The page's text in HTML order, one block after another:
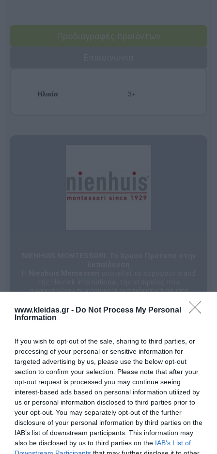
www.kleidas.gr - Do Not Process My Personal
Information
If you wish to opt-out of the sale, sharing to third parties, or
processing of your personal or sensitive information for
targeted advertising by us, please use the below opt-out
section to confirm your selection. Please note that after your
opt-out request is processed you may continue seeing
interest-based ads based on personal information utilized by
us or personal information disclosed to third parties prior to
your opt-out. You may separately opt-out of the further
disclosure of your personal information by third parties on the
IAB’s list of downstream participants. This information may
also be disclosed by us to third parties on the IAB’s List of
Προδιαγραφές προϊόντων
Ηλικία 3+
συγκεντρώνει τα κορυφαία εκπαιδευτικά σήματα
παιχνιδιού. Σε συνεργασία με κορυφαίους
εκπαιδευτικούς, η Nienhuis σχεδιάζει και αναπτύσσει
προγραμμάτων σπουδών. Κάθε προϊόν είναι
προσανατολισμένο στις στοχευμένες ανάγκες
παιδιών και εκπαιδευτικών, διασφαλίζοντας την
υψηλότερη ποιότητα κατασκευής.
Σήμερα, η Nienhuis Montessori διατηρεί μια
στρατηγική συνεργασία με τηνAMI (Association
Montessori Internationale). Αυτή η διεθνής σύμπραξη
αποσκοπεί στη δημιουργία νέων ευκαιριών για παιδιά
από όλους τους πολιτισμούς και τα
κοινωνικοοικονομικά υπόβαθρα, επιτρέποντάς τους
να βιώσουν την αυθεντική εκπαιδευτική προσέγγιση
της Μαρίας Μοντεσσόρι.
Πιστεύουμε ακράδαντα ότι τα παιδιά μαθαίνουν